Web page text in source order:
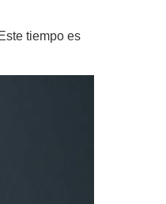
tiempo es